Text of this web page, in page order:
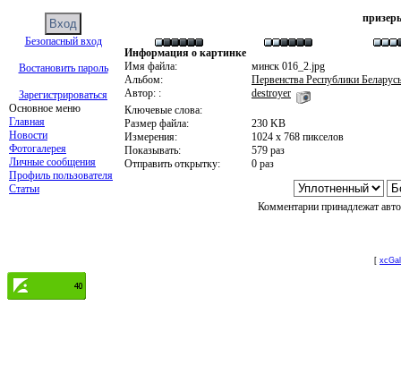
Безопасный вход
Востановить пароль
Зарегистрироваться
Основное меню
Главная
Новости
Фотогалерея
Личные сообщения
Профиль пользователя
Статьи
Информация о картинке
Имя файла:
минск 016_2.jpg
Альбом:
Первенства Республики
Автор: :
destroyer
Ключевые слова:
Размер файла:
230 KB
Измерения:
1024 x 768 пикселов
Показывать:
579 раз
Отправить открытку:
0 раз
Комментарии принадлежат
[